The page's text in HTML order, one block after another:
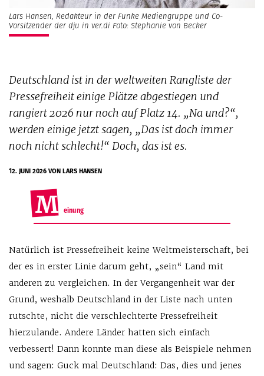
Lars Hansen, Redakteur in der Funke Mediengruppe und Co-
Vorsitzender der dju in ver.di Foto: Stephanie von Becker
Deutschland ist in der weltweiten Rangliste der
Pressefreiheit einige Plätze abgestiegen und
rangiert 2026 nur noch auf Platz 14. „Na und?“,
werden einige jetzt sagen, „Das ist doch immer
noch nicht schlecht!“ Doch, das ist es.
12. JUNI 2026VON LARS HANSEN
M einung
Natürlich ist Pressefreiheit keine Weltmeisterschaft, bei
der es in erster Linie darum geht, „sein“ Land mit
anderen zu vergleichen. In der Vergangenheit war der
Grund, weshalb Deutschland in der Liste nach unten
rutschte, nicht die verschlechterte Pressefreiheit
hierzulande. Andere Länder hatten sich einfach
verbessert! Dann konnte man diese als Beispiele nehmen
und sagen: Guck mal Deutschland: Das, dies und jenes